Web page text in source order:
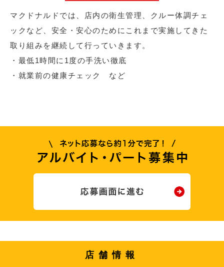
マクドナルドでは、店内の衛生管理、クルー体調チェ
ックなど、安全・安心のためにこれまで実施してきた
取り組みを継続して行っていきます。
・最低1時間に1度の手洗い徹底
・就業前の健康チェック など
店舗情報